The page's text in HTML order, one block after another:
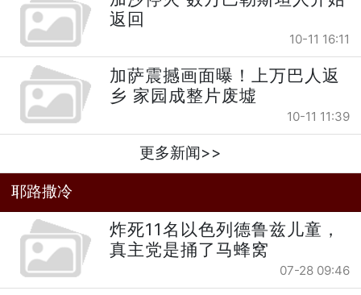
返回
10-11 16:11
加萨震撼画面曝！上万巴人返
乡 家园成整片废墟
10-11 11:39
更多新闻>>
耶路撒冷
炸死11名以色列德鲁兹儿童，
真主党是捅了马蜂窝
07-28 09:46